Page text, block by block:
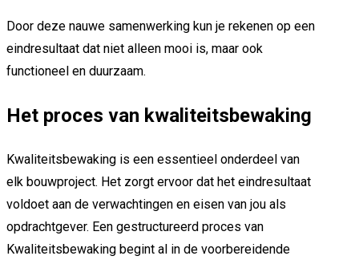
Door deze nauwe samenwerking kun je rekenen op een
eindresultaat dat niet alleen mooi is, maar ook
functioneel en duurzaam.
Het proces van kwaliteitsbewaking
Kwaliteitsbewaking is een essentieel onderdeel van
elk bouwproject. Het zorgt ervoor dat het eindresultaat
voldoet aan de verwachtingen en eisen van jou als
opdrachtgever. Een gestructureerd proces van
Kwaliteitsbewaking begint al in de voorbereidende